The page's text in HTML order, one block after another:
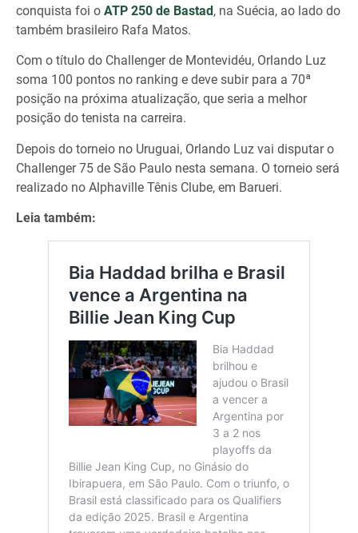
conquista foi o ATP 250 de Bastad, na Suécia, ao lado do
também brasileiro Rafa Matos.
Com o título do Challenger de Montevidéu, Orlando Luz
soma 100 pontos no ranking e deve subir para a 70ª
posição na próxima atualização, que seria a melhor
posição do tenista na carreira.
Depois do torneio no Uruguai, Orlando Luz vai disputar o
Challenger 75 de São Paulo nesta semana. O torneio será
realizado no Alphaville Tênis Clube, em Barueri.
Leia também: